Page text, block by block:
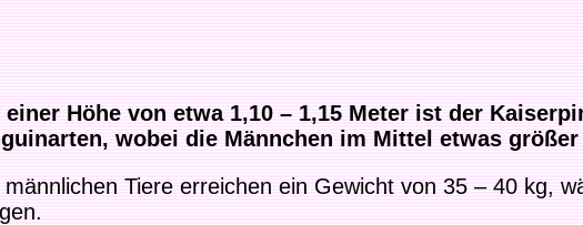
einer Höhe von etwa 1,10 – 1,15 Meter ist der
wobei die Männchen im Mittel etwas
männlichen Tiere erreichen ein Gewicht von 35 – 40 kg,